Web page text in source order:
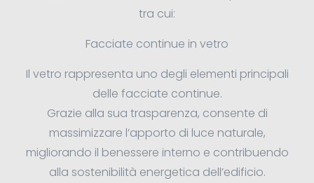
tra cui:
Facciate continue in vetro
Il vetro rappresenta uno degli elementi principali
delle facciate continue.
Grazie alla sua trasparenza, consente di
massimizzare l’apporto di luce naturale,
migliorando il benessere interno e contribuendo
alla sostenibilità energetica dell’edificio.